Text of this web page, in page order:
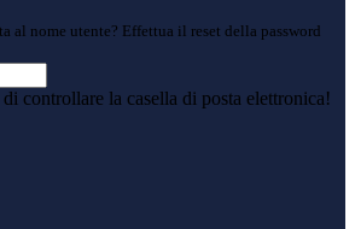
al nome utente? Effettua il reset della password
controllare la casella di posta elettronica!